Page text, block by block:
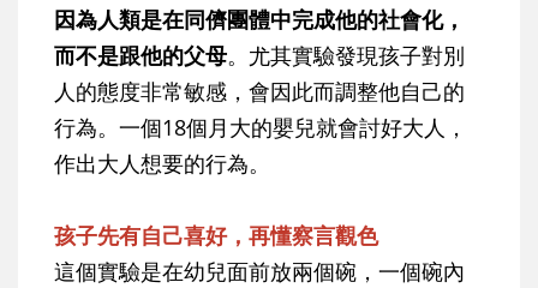
因為人類是在同儕團體中完成他的社會化，
而不是跟他的父母。尤其實驗發現孩子對別
人的態度非常敏感，會因此而調整他自己的
行為。一個18個月大的嬰兒就會討好大人，
作出大人想要的行為。
孩子先有自己喜好，再懂察言觀色
這個實驗是在幼兒面前放兩個碗，一個碗內